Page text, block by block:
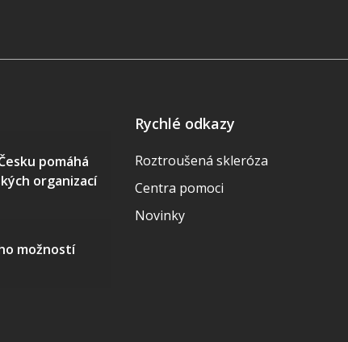
pomáhá
organizací
možností
Rychlé odkazy
Roztroušená skleróza
Centra pomoci
Novinky